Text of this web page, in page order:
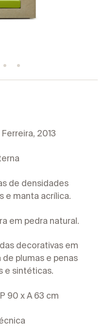
2013
de densidades
e manta acrílica.
em pedra natural.
decorativas em
de plumas e penas
e sintéticas.
90 x A 63 cm